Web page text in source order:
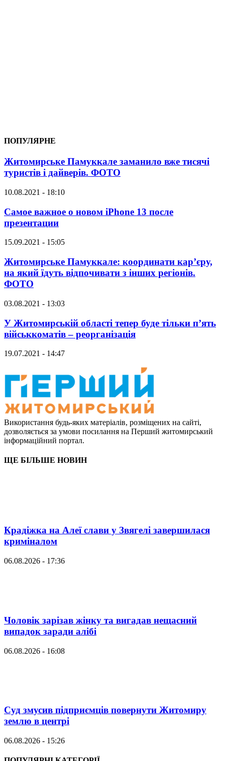
ПОПУЛЯРНЕ
Житомирське Памуккале заманило вже тисячі
туристів і дайверів. ФОТО
10.08.2021 - 18:10
Самое важное о новом iPhone 13 после
презентации
15.09.2021 - 15:05
Житомирське Памуккале: координати кар’єру,
на який їдуть відпочивати з інших регіонів.
ФОТО
03.08.2021 - 13:03
У Житомирській області тепер буде тільки п’ять
військкоматів – реорганізація
19.07.2021 - 14:47
Використання будь-яких матеріалів, розміщених на сайті,
дозволяється за умови посилання на Перший житомирський
інформаційний портал.
ЩЕ БІЛЬШЕ НОВИН
Крадіжка на Алеї слави у Звягелі завершилася
криміналом
06.08.2026 - 17:36
Чоловік зарізав жінку та вигадав нещасний
випадок заради алібі
06.08.2026 - 16:08
Суд змусив підприємців повернути Житомиру
землю в центрі
06.08.2026 - 15:26